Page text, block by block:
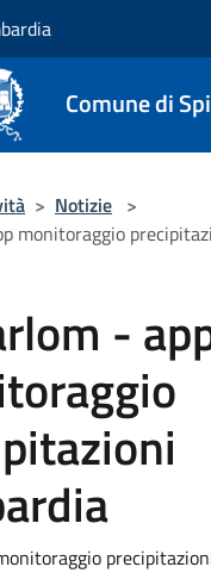
Comune di
> Notizie >
monitoraggio
-